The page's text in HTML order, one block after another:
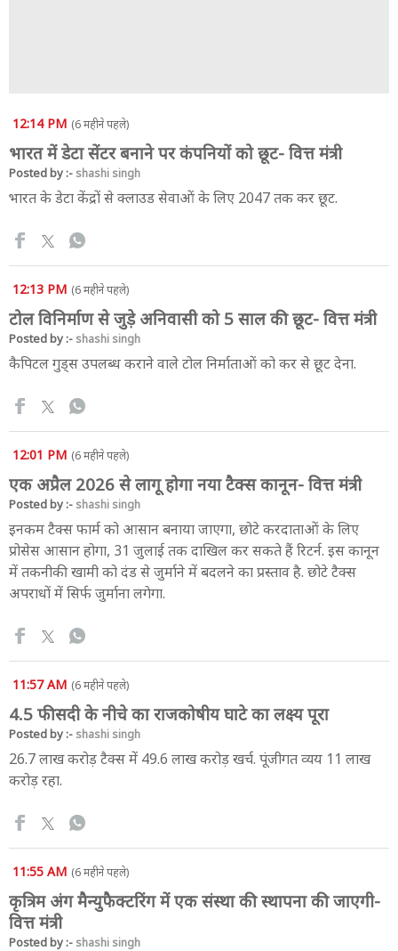
12:14 PM (6 महीने पहले)
भारत में डेटा सेंटर बनाने पर कंपनियों को छूट- वित्त मंत्री
Posted by :- shashi singh
भारत के डेटा केंद्रों से क्लाउड सेवाओं के लिए 2047 तक कर छूट.
12:13 PM (6 महीने पहले)
टोल विनिर्माण से जुड़े अनिवासी को 5 साल की छूट- वित्त मंत्री
Posted by :- shashi singh
कैपिटल गुड्स उपलब्ध कराने वाले टोल निर्माताओं को कर से छूट देना.
12:01 PM (6 महीने पहले)
एक अप्रैल 2026 से लागू होगा नया टैक्स कानून- वित्त मंत्री
Posted by :- shashi singh
इनकम टैक्स फार्म को आसान बनाया जाएगा, छोटे करदाताओं के लिए
प्रोसेस आसान होगा, 31 जुलाई तक दाखिल कर सकते हैं रिटर्न. इस कानून
में तकनीकी खामी को दंड से जुर्माने में बदलने का प्रस्ताव है. छोटे टैक्स
अपराधों में सिर्फ जुर्माना लगेगा.
11:57 AM (6 महीने पहले)
4.5 फीसदी के नीचे का राजकोषीय घाटे का लक्ष्य पूरा
Posted by :- shashi singh
26.7 लाख करोड़ टैक्स में 49.6 लाख करोड़ खर्च. पूंजीगत व्यय 11 लाख
करोड़ रहा.
11:55 AM (6 महीने पहले)
कृत्रिम अंग मैन्युफैक्टरिंग में एक संस्था की स्थापना की जाएगी-
वित्त मंत्री
Posted by :- shashi singh